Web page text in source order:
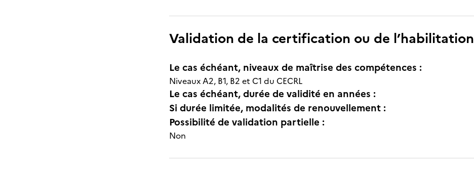
Validation de la certification ou de l’habilitation
Le cas échéant, niveaux de maîtrise des compétences :
Niveaux A2, B1, B2 et C1 du CECRL
Le cas échéant, durée de validité en années :
Si durée limitée, modalités de renouvellement :
Possibilité de validation partielle :
Non